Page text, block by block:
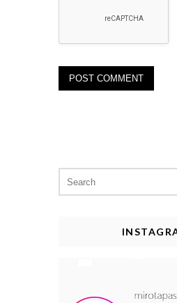
for: